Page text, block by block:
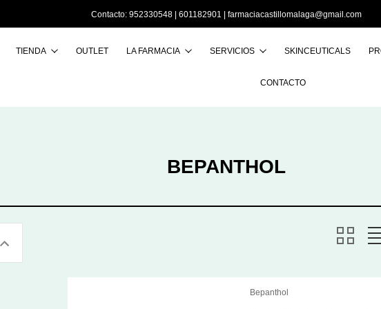
Contacto: 952330548 | 601182901 | farmaciacastillomalaga@gmail.com
TIENDA OUTLET LA FARMACIA SERVICIOS SKINCEUTICALS
CONTACTO
BEPANTHOL
Bepanthol